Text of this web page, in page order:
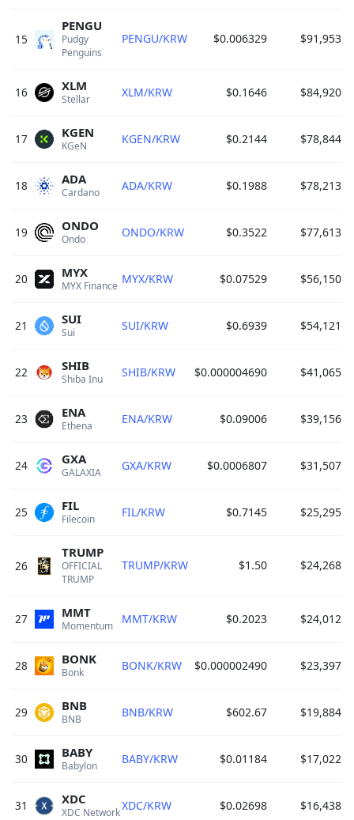
15
Pudgy
Penguins
PENGU
PENGU/KRW $0.006329 $91,953
16 Stellar
XLM XLM/KRW $0.1646 $84,920
17 KGeN
KGEN KGEN/KRW $0.2144 $78,844
18 Cardano
ADA ADA/KRW $0.1988 $78,213
19 Ondo
ONDO ONDO/KRW $0.3522 $77,613
20 MYX Finance
MYX MYX/KRW $0.07529 $56,150
21 Sui
SUI SUI/KRW $0.6939 $54,121
22 Shiba Inu
SHIB SHIB/KRW $0.000004690 $41,065
23 Ethena
ENA ENA/KRW $0.09006 $39,156
24 GALAXIA
GXA GXA/KRW $0.0006807 $31,507
25 Filecoin
FIL FIL/KRW $0.7145 $25,295
26
OFFICIAL
TRUMP
TRUMP
TRUMP/KRW $1.50 $24,268
27 Momentum
MMT MMT/KRW $0.2023 $24,012
28 Bonk
BONK BONK/KRW $0.000002490 $23,397
29 BNB
BNB BNB/KRW $602.67 $19,884
30 Babylon
BABY BABY/KRW $0.01184 $17,022
31 XDC Network
XDC XDC/KRW $0.02698 $16,438